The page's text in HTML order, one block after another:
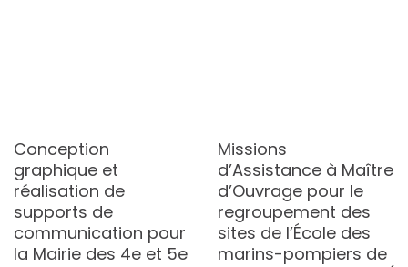
Conception
graphique et
réalisation de
supports de
communication pour
la Mairie des 4e et 5e
Missions
d’Assistance à Maître
d’Ouvrage pour le
regroupement des
sites de l’École des
marins-pompiers de